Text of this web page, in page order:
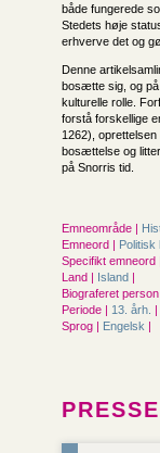
både fungerede
Stedets høje
erhverve det og
Denne
bosætte sig, og på
kulturelle rolle.
forstå forskellige
1262),
bosættelse og
på Snorris tid.
Emneområde |
Emneord | Politisk
Specifikt emneord |
Land | Island |
Biograferet person
Periode | 13. årh. |
Sprog | Engelsk |